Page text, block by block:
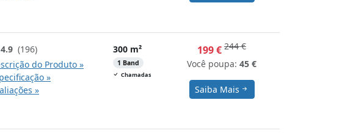
4.9 (196)
do Produto »
»
»
300 m²
1 Band
Chamadas
199 € 244 €
Você poupa: 45 €
Saiba Mais